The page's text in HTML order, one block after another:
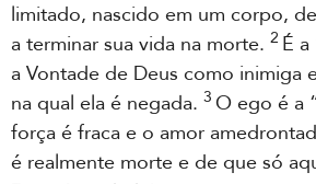
limitado, nascido em um corpo,
a terminar sua vida na morte. 2 É
a Vontade de Deus como inimiga
na qual ela é negada. 3 O ego é a
força é fraca e o amor
é realmente morte e de que só